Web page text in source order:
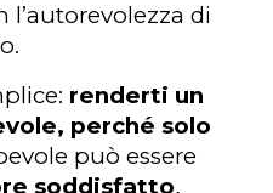
l’autorevolezza di
renderti un
perché solo
può essere
soddisfatto.